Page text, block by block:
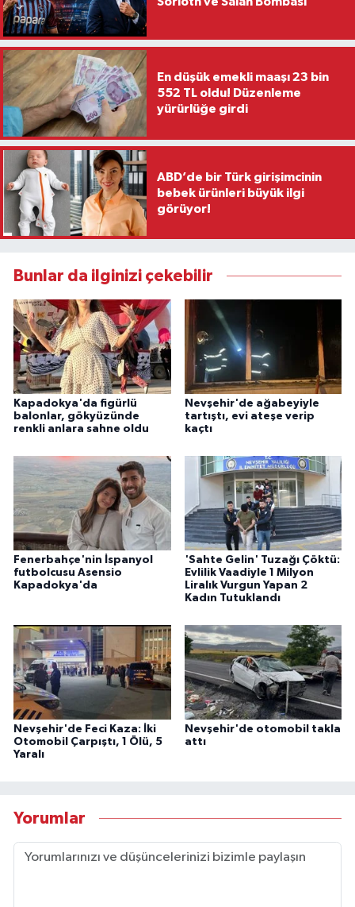
En düşük emekli maaşı 23 bin
552 TL oldu! Düzenleme
yürürlüğe girdi
ABD’de bir Türk girişimcinin
bebek ürünleri büyük ilgi
görüyor!
Bunlar da ilginizi çekebilir
Kapadokya'da figürlü
balonlar, gökyüzünde
renkli anlara sahne oldu
Nevşehir'de ağabeyiyle
tartıştı, evi ateşe verip
kaçtı
Fenerbahçe'nin İspanyol
futbolcusu Asensio
Kapadokya'da
'Sahte Gelin' Tuzağı Çöktü:
Evlilik Vaadiyle 1 Milyon
Liralık Vurgun Yapan 2
Kadın Tutuklandı
Nevşehir'de Feci Kaza: İki
Otomobil Çarpıştı, 1 Ölü, 5
Yaralı
Nevşehir'de otomobil takla
attı
Yorumlar